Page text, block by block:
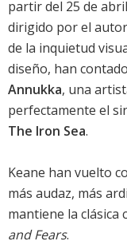
partir del 25 de
dirigido por el
de la inquietud
diseño, han
Annukka, una
perfectamente el
The Iron Sea.
Keane han vuelto
más audaz, más
mantiene la clásica
and Fears.